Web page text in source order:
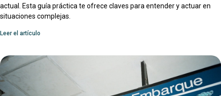
actual. Esta guía práctica te ofrece claves para entender y actuar en
situaciones complejas.
Leer el artículo